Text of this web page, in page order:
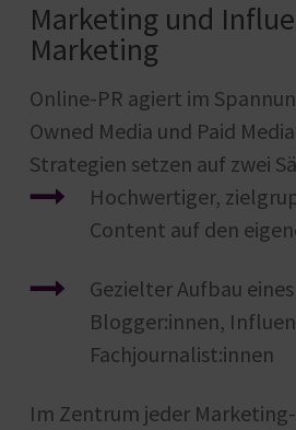
Marketing und
Marketing
Online-PR agiert im
Owned Media und Paid
Strategien setzen auf zwei
Hochwertiger,
Content auf den
Gezielter Aufbau
Blogger:innen,
Fachjournalist:innen
Im Zentrum jeder